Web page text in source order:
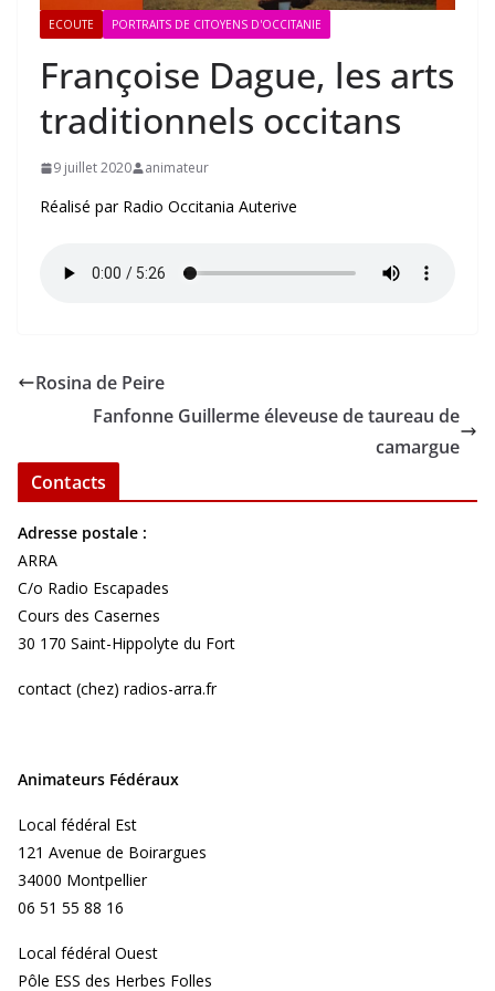
ECOUTE PORTRAITS DE CITOYENS D'OCCITANIE
Françoise Dague, les arts
traditionnels occitans
9 juillet 2020 animateur
Réalisé par Radio Occitania Auterive
Rosina de Peire
Fanfonne Guillerme éleveuse de taureau de
camargue
Contacts
Adresse postale :
ARRA
C/o Radio Escapades
Cours des Casernes
30 170 Saint-Hippolyte du Fort
contact (chez) radios-arra.fr
Animateurs Fédéraux
Local fédéral Est
121 Avenue de Boirargues
34000 Montpellier
06 51 55 88 16
Local fédéral Ouest
Pôle ESS des Herbes Folles